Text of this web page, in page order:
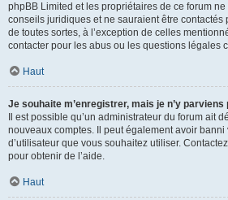
phpBB Limited et les propriétaires de ce forum
conseils juridiques et ne sauraient être
de toutes sortes, à l’exception de celles
contacter pour les abus ou les questions légales
Haut
Je souhaite m’enregistrer, mais je n’y parviens
Il est possible qu’un administrateur du forum ait
nouveaux comptes. Il peut également avoir
d’utilisateur que vous souhaitez utiliser.
pour obtenir de l’aide.
Haut